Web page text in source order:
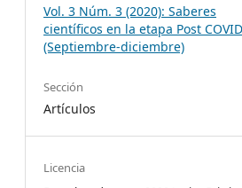
Vol. 3 Núm. 3 (2020): Saberes
científicos en la etapa Post
(Septiembre-diciembre)
Sección
Artículos
Licencia